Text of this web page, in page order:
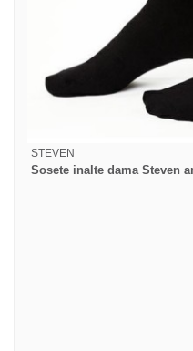
STEVEN
Sosete inalte dama Steven